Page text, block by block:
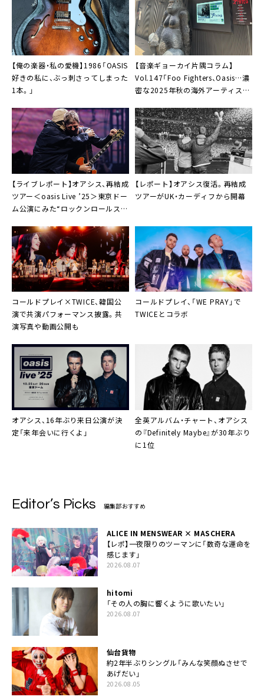
【俺の楽器・私の愛機】1986「OASIS
好きの私に、ぶっ刺さってしまった
1本。」
【音楽ギョーカイ片隅コラム】
Vol.147「Foo Fighters、Oasis…濃
密な2025年秋の海外アーティスト
【ライブレポート】オアシス、再結成
ツアー＜oasis Live ’25＞東京ドー
ム公演にみた“ロックンロールスタ
【レポート】オアシス復活。再結成
ツアーがUK・カーディフから開幕
コールドプレイ×TWICE、韓国公
演で共演パフォーマンス披露。共
演写真や動画公開も
コールドプレイ、「WE PRAY」で
TWICEとコラボ
オアシス、16年ぶり来日公演が決
定「来年会いに行くよ」
全英アルバム・チャート、オアシス
の『Definitely Maybe』が30年ぶり
に1位
Editor’s Picks 編集部おすすめ
ALICE IN MENSWEAR × MASCHERA
【レポ】一夜限りのツーマンに「数奇な運命を
感じます」
2026.08.07
hitomi
「その人の胸に響くように歌いたい」
2026.08.07
仙台貨物
約2年半ぶりシングル「みんな笑顔ぬさせで
あげだい」
2026.08.05